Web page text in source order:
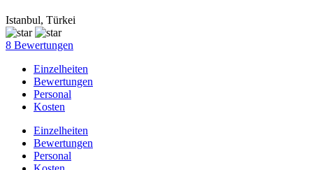
Istanbul, Türkei
8 Bewertungen
Einzelheiten
Bewertungen
Personal
Kosten
Einzelheiten
Bewertungen
Personal